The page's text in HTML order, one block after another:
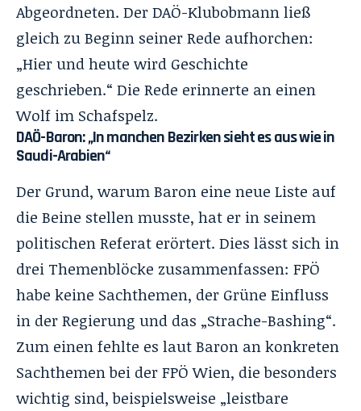
Abgeordneten. Der DAÖ-Klubobmann ließ
gleich zu Beginn seiner Rede aufhorchen:
„Hier und heute wird Geschichte
geschrieben.“ Die Rede erinnerte an einen
Wolf im Schafspelz.
DAÖ-Baron: „In manchen Bezirken sieht es aus wie in
Saudi-Arabien“
Der Grund, warum Baron eine neue Liste auf
die Beine stellen musste, hat er in seinem
politischen Referat erörtert. Dies lässt sich in
drei Themenblöcke zusammenfassen: FPÖ
habe keine Sachthemen, der Grüne Einfluss
in der Regierung und das „Strache-Bashing“.
Zum einen fehlte es laut Baron an konkreten
Sachthemen bei der FPÖ Wien, die besonders
wichtig sind, beispielsweise „leistbare